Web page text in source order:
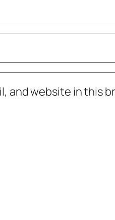
and website in this